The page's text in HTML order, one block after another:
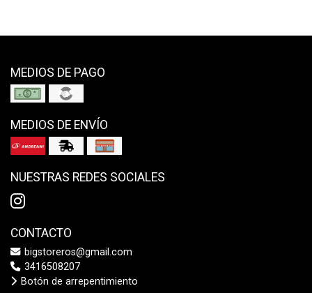
MEDIOS DE PAGO
MEDIOS DE ENVÍO
NUESTRAS REDES SOCIALES
CONTACTO
bigstoreros@gmail.com
3416508207
Botón de arrepentimiento